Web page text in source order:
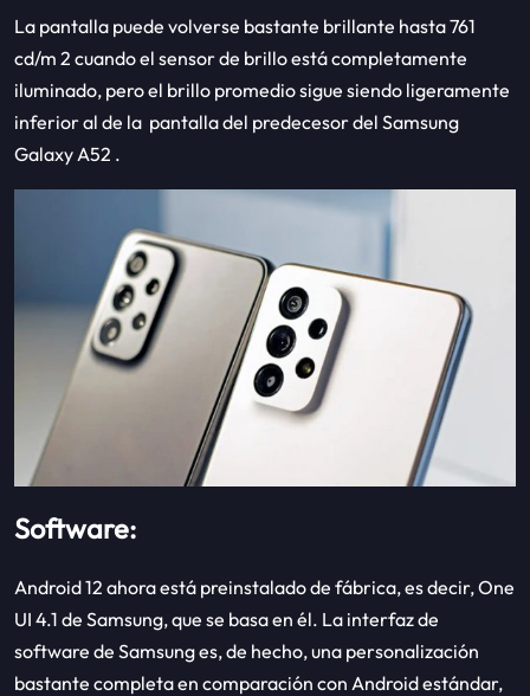
La pantalla puede volverse bastante brillante hasta 761
cd/m 2 cuando el sensor de brillo está completamente
iluminado, pero el brillo promedio sigue siendo ligeramente
inferior al de la pantalla del predecesor del Samsung
Galaxy A52 .
Software:
Android 12 ahora está preinstalado de fábrica, es decir, One
UI 4.1 de Samsung, que se basa en él. La interfaz de
software de Samsung es, de hecho, una personalización
bastante completa en comparación con Android estándar,